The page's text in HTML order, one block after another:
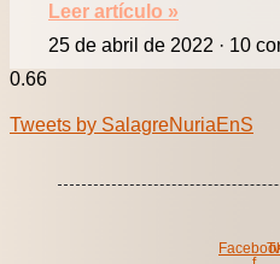
Leer artículo »
25 de abril de 2022
10
Tweets by SalagreNuriaEnS